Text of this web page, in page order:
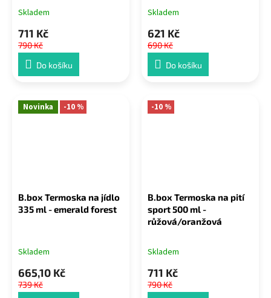
Skladem
711 Kč
790 Kč
Do košíku
Skladem
621 Kč
690 Kč
Do košíku
Novinka -10 %
B.box Termoska na jídlo
335 ml - emerald forest
Skladem
665,10 Kč
739 Kč
-10 %
B.box Termoska na pití
sport 500 ml -
růžová/oranžová
Skladem
711 Kč
790 Kč